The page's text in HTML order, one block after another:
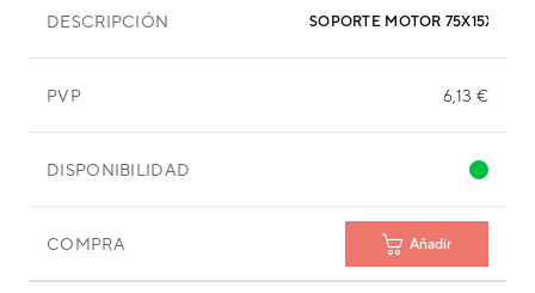
DESCRIPCIÓN SOPORTE MOTOR 75X15X1 MM
PVP 6,13 €
DISPONIBILIDAD
COMPRA Añadir